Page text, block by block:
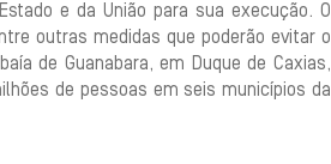
e da União para sua execução. O
outras medidas que poderão evitar o
de Guanabara, em Duque de Caxias,
de pessoas em seis municípios da